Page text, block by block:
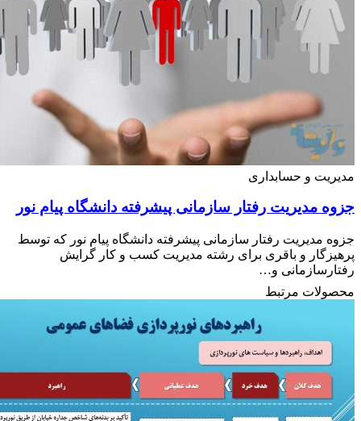
حسابداری
رفتار سازمانی پیشرفته دانشگاه پیام نور
رفتار سازمانی پیشرفته دانشگاه پیام نور که توسط
و باقری برای رشته مدیریت کسب و کار گرایش
و…
مرتبط